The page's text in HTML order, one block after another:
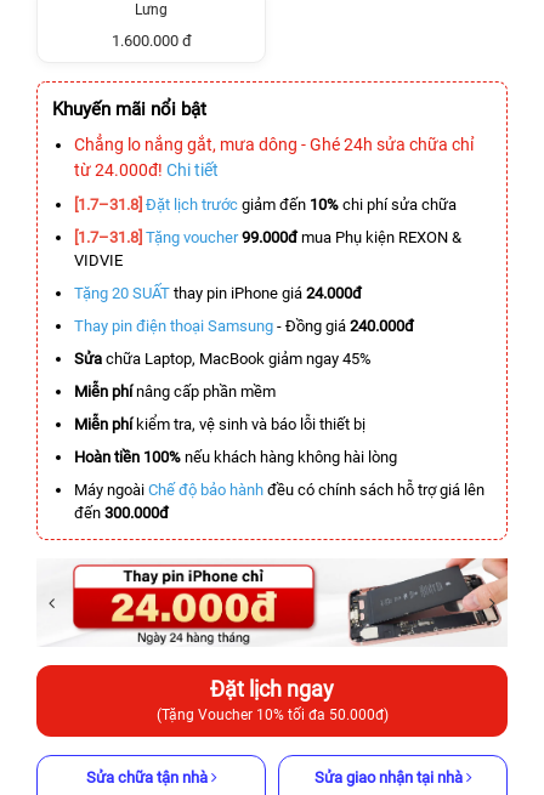
Lưng
1.600.000 đ
Khuyến mãi nổi bật
Chẳng lo nắng gắt, mưa dông - Ghé 24h sửa chữa chỉ
từ 24.000đ! Chi tiết
[1.7–31.8] Đặt lịch trước giảm đến 10% chi phí sửa chữa
[1.7–31.8] Tặng voucher 99.000đmua Phụ kiện REXON &
VIDVIE
Tặng 20 SUẤT thay pin iPhone giá 24.000đ
Thay pin điện thoại Samsung - Đồng giá 240.000đ
Sửa chữa Laptop, MacBook giảm ngay 45%
Miễn phínâng cấp phần mềm
Miễn phíkiểm tra, vệ sinh và báo lỗi thiết bị
Hoàn tiền 100% nếu khách hàng không hài lòng
Máy ngoài Chế độ bảo hành đều có chính sách hỗ trợ giá lên
đến 300.000đ
Đặt lịch ngay
(Tặng Voucher 10% tối đa 50.000đ)
Sửa chữa tận nhà Sửa giao nhận tại nhà